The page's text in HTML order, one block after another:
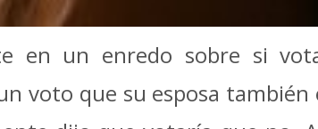
en un enredo sobre si
voto que su esposa también